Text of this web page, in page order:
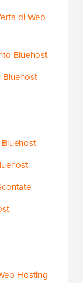
di Web
Bluehost
Hosting